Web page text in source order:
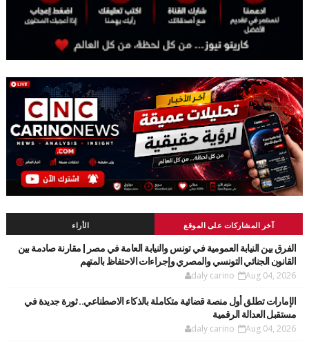
آخر المشاركات على الموقع الأراء
الفرق بين النيابة العمومية في تونس والنيابة العامة في مصر | مقارنة صادمة بين
القانون الجنائي التونسي والمصري وإجراءات الاحتفاظ بالمتهم
daly carino Aug 04, 2026
الإمارات تطلق أول منصة قضائية متكاملة بالذكاء الاصطناعي.. ثورة جديدة في
مستقبل العدالة الرقمية
daly carino Aug 04, 2026